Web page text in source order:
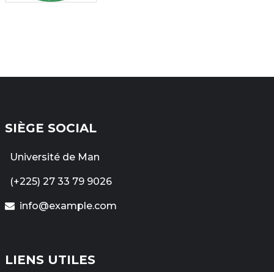
SIÈGE SOCIAL
Université de Man
(+225) 27 33 79 9026
info@example.com
LIENS UTILES